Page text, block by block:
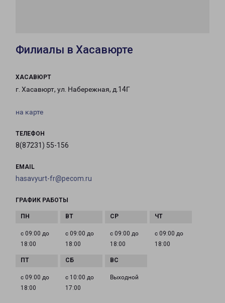
Филиалы в Хасавюрте
ХАСАВЮРТ
г. Хасавюрт, ул. Набережная, д.14Г
на карте
ТЕЛЕФОН
8(87231) 55-156
EMAIL
hasavyurt-fr@pecom.ru
ГРАФИК РАБОТЫ
с 09:00 до
18:00
с 09:00 до
18:00
с 09:00 до
18:00
с 09:00 до
18:00
с 09:00 до
18:00
с 10:00 до
17:00
Выходной